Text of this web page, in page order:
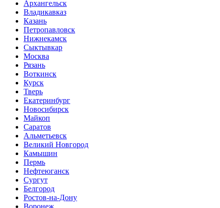
Архангельск
Владикавказ
Казань
Петропавловск
Нижнекамск
Сыктывкар
Москва
Рязань
Воткинск
Курск
Тверь
Екатеринбург
Новосибирск
Майкоп
Саратов
Альметьевск
Великий Новгород
Камышин
Пермь
Нефтеюганск
Сургут
Белгород
Ростов-на-Дону
Воронеж